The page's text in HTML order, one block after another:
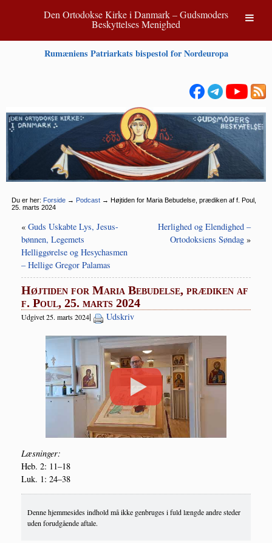
Den Ortodokse Kirke i Danmark – Gudsmoders
Beskyttelses Menighed
Rumæniens Patriarkats bispestol for Nordeuropa
Du er her: Forside → Podcast → Højtiden for Maria Bebudelse, prædiken af f. Poul,
25. marts 2024
« Guds Uskabte Lys, Jesus-
bønnen, Legemets
Helliggørelse og Hesychasmen
– Hellige Gregor Palamas
Herlighed og Elendighed –
Ortodoksiens Søndag »
Højtiden for Maria Bebudelse, prædiken af
f. Poul, 25. marts 2024
Udgivet 25. marts 2024| Udskriv
Læs­nin­ger:
Heb. 2: 11–18
Luk. 1: 24–38
Denne hjemmesides indhold må ikke genbruges i fuld længde andre steder
uden forudgående aftale.